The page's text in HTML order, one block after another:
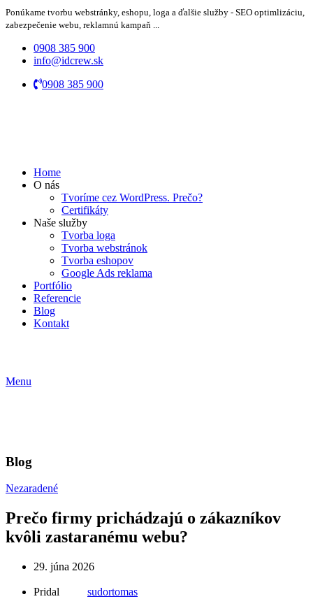
Ponúkame tvorbu webstránky, eshopu, loga a ďalšie služby - SEO optimlizáciu,
zabezpečenie webu, reklamnú kampaň ...
0908 385 900
info@idcrew.sk
0908 385 900
Home
O nás
Tvoríme cez WordPress. Prečo?
Certifikáty
Naše služby
Tvorba loga
Tvorba webstránok
Tvorba eshopov
Google Ads reklama
Portfólio
Referencie
Blog
Kontakt
Menu
Blog
Nezaradené
Prečo firmy prichádzajú o zákazníkov
kvôli zastaranému webu?
29. júna 2026
Pridal sudortomas